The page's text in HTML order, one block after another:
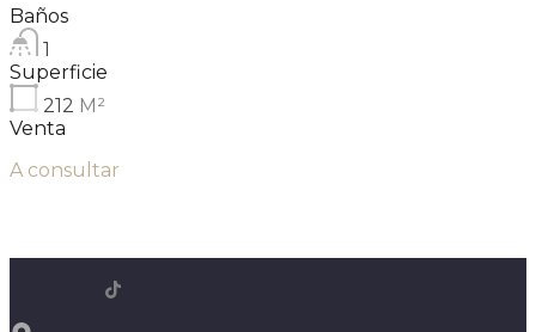
Baños
1
Superficie
212 M²
Venta
A consultar